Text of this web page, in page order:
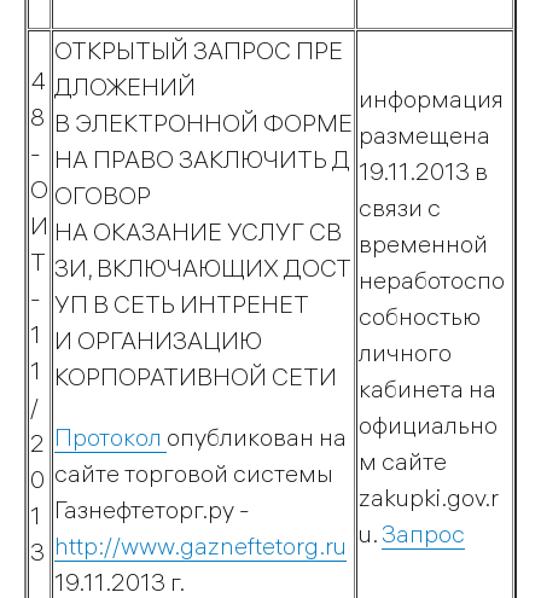
пользования
газом
Вопрос-
ответ
Учебно-
методический
центр
Магазин
4
8
-
О
И
Т
-
1
1
/
2
0
1
3
ОТКРЫТЫЙ ЗАПРОС ПРЕ
ДЛОЖЕНИЙ
В ЭЛЕКТРОННОЙ ФОРМЕ
НА ПРАВО ЗАКЛЮЧИТЬ Д
ОГОВОР
НА ОКАЗАНИЕ УСЛУГ СВ
ЗИ, ВКЛЮЧАЮЩИХ ДОСТ
УП В СЕТЬ ИНТРЕНЕТ
И ОРГАНИЗАЦИЮ
КОРПОРАТИВНОЙ СЕТИ
Протокол опубликован на
сайте торговой системы
Газнефтеторг.ру -
http://www.gazneftetorg.ru
19.11.2013 г.
информация
размещена
19.11.2013 в
связи с
временной
неработоспо
собностью
личного
кабинета на
официально
м сайте
zakupki.gov.r
u.Запрос